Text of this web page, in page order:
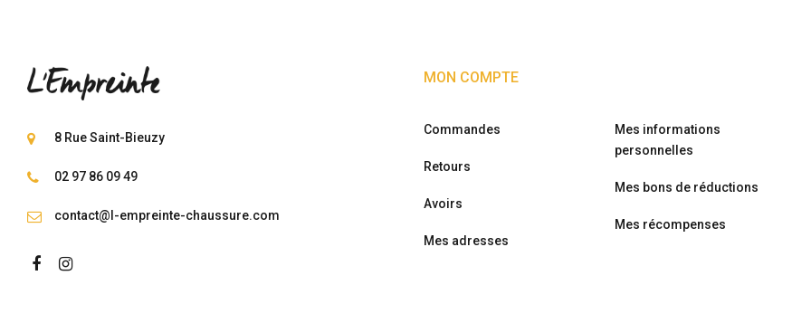
8 Rue Saint-Bieuzy
02 97 86 09 49
contact@l-empreinte-chaussure.com
MON COMPTE
Commandes
Retours
Avoirs
Mes adresses
Mes informations
personnelles
Mes bons de réductions
Mes récompenses